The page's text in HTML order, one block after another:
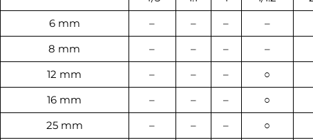
6 mm – – – –
8 mm – – – –
12 mm – – – ○
16 mm – – – ○
25 mm – – – ○